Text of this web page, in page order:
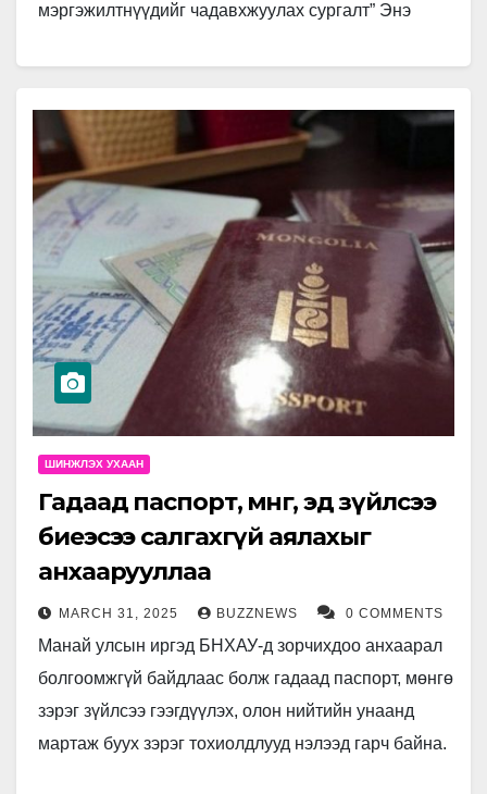
мэргэжилтнүүдийг чадавхжуулах сургалт” Энэ
ШИНЖЛЭХ УХААН
Гадаад паспорт, мөнгө, эд зүйлсээ
биеэсээ салгахгүй аялахыг
анхаарууллаа
MARCH 31, 2025 BUZZNEWS 0 COMMENTS
Манай улсын иргэд БНХАУ-д зорчихдоо анхаарал
болгоомжгүй байдлаас болж гадаад паспорт, мөнгө
зэрэг зүйлсээ гээгдүүлэх, олон нийтийн унаанд
мартаж буух зэрэг тохиолдлууд нэлээд гарч байна.